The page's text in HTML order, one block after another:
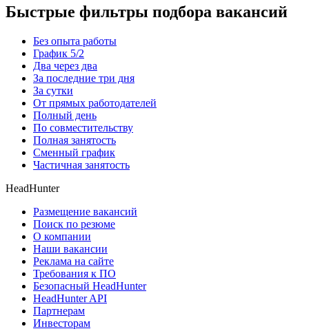
Быстрые фильтры подбора вакансий
Без опыта работы
График 5/2
Два через два
За последние три дня
За сутки
От прямых работодателей
Полный день
По совместительству
Полная занятость
Сменный график
Частичная занятость
HeadHunter
Размещение вакансий
Поиск по резюме
О компании
Наши вакансии
Реклама на сайте
Требования к ПО
Безопасный HeadHunter
HeadHunter API
Партнерам
Инвесторам